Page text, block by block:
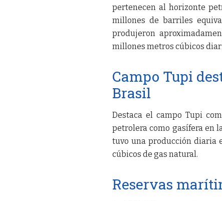
pertenecen al horizonte
millones de barriles
produjeron
millones metros cúbicos
Campo Tupi
Brasil
Destaca el campo Tupi
petrolera como gasífera en
tuvo una producción diaria
cúbicos de gas natural.
Reservas